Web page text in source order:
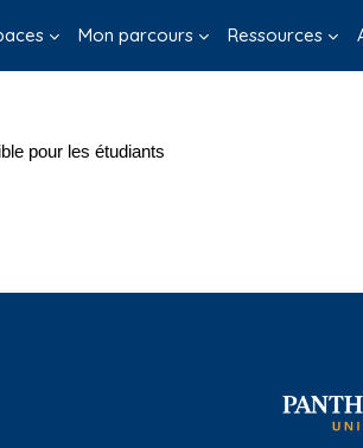
Mon parcours Ressources
pour les étudiants